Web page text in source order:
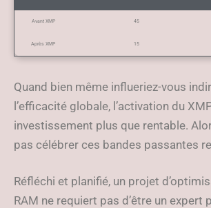
Avant XMP 45
Après XMP 15
Quand bien même influeriez-vous
l’efficacité globale, l’activation du
investissement plus que rentable.
pas célébrer ces bandes passantes
Réfléchi et planifié, un projet
RAM ne requiert pas d’être un